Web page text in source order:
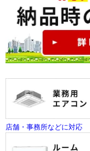
店舗・事務所などに対応